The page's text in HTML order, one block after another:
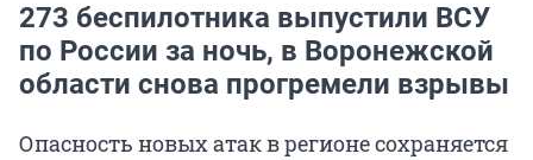
273 беспилотника выпустили ВСУ
по России за ночь, в Воронежской
области снова прогремели взрывы
Опасность новых атак в регионе сохраняется